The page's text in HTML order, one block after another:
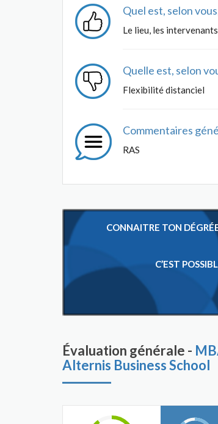
Quel est, selon
Le lieu, les intervenants
Quelle est, selon
Flexibilité distanciel
Commentaires
RAS
CONNAITRE TON
C’EST
Évaluation générale -
Alternis Business School